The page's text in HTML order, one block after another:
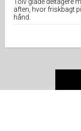
Tolv glade deltagere
aften, hvor friskbagt
hånd.